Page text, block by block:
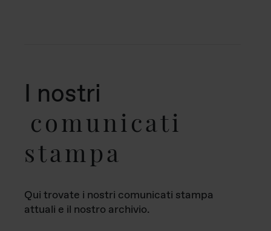
I nostri
comunicati
stampa
Qui trovate i nostri comunicati stampa
attuali e il nostro archivio.